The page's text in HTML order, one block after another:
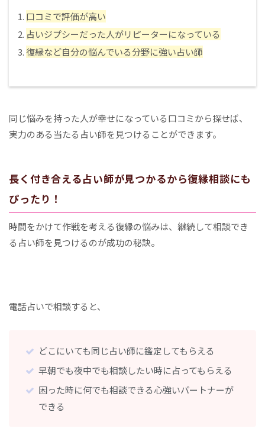
口コミで評価が高い
占いジプシーだった人がリピーターになっている
復縁など自分の悩んでいる分野に強い占い師
同じ悩みを持った人が幸せになっている口コミから探せば、
実力のある当たる占い師を見つけることができます。
長く付き合える占い師が見つかるから復縁相談にも
ぴったり！
時間をかけて作戦を考える復縁の悩みは、継続して相談でき
る占い師を見つけるのが成功の秘訣。
電話占いで相談すると、
どこにいても同じ占い師に鑑定してもらえる
早朝でも夜中でも相談したい時に占ってもらえる
困った時に何でも相談できる心強いパートナーが
できる